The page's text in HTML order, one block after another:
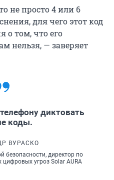
не просто 4 или 6
для чего этот код
о том, что его
нельзя, — заверяет
диктовать
коды.
ВУРАСКО
безопасности, директор по
угроз Solar AURA